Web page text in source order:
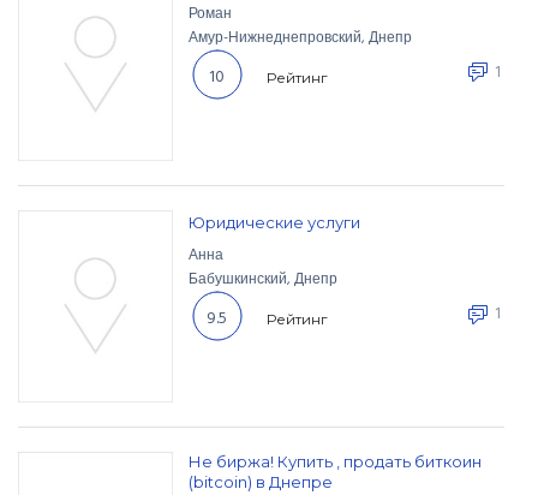
Роман
Амур-Нижнеднепровский, Днепр
Рейтинг
10 1
Юридические услуги
Анна
Бабушкинский, Днепр
Рейтинг
9.5 1
Не биржа! Купить , продать биткоин
(bitcoin) в Днепре